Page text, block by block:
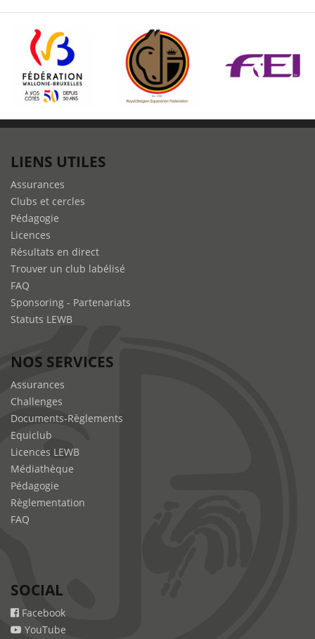
LIENS UTILES
Assurances
Clubs et cercles
Pédagogie
Licences
Résultats en direct
Trouver un club labélisé
FAQ
Sponsoring - Partenariats
Statuts LEWB
NOS SERVICES
Assurances
Challenges
Documents-Règlements
Equiclub
Licences LEWB
Médiathèque
Pédagogie
Règlementation
FAQ
SOCIAL
Facebook
YouTube